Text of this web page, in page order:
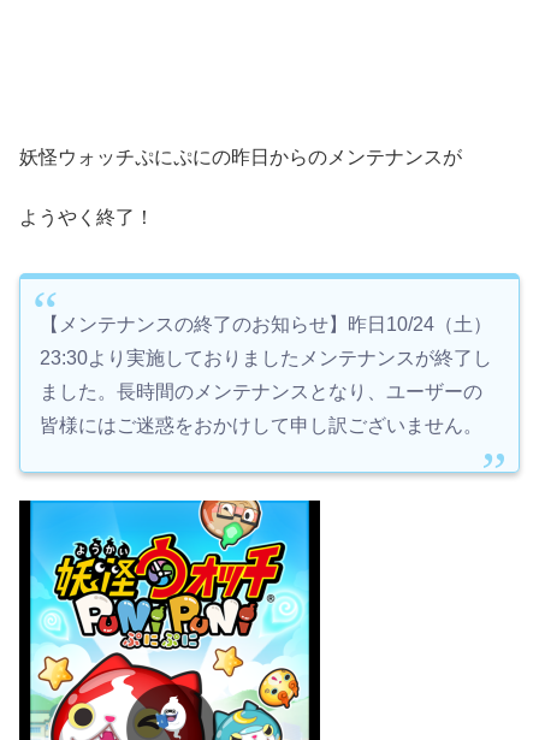
妖怪ウォッチぷにぷにの昨日からのメンテナンスが
ようやく終了！
【メンテナンスの終了のお知らせ】昨日10/24（土）
23:30より実施しておりましたメンテナンスが終了し
ました。長時間のメンテナンスとなり、ユーザーの
皆様にはご迷惑をおかけして申し訳ございません。